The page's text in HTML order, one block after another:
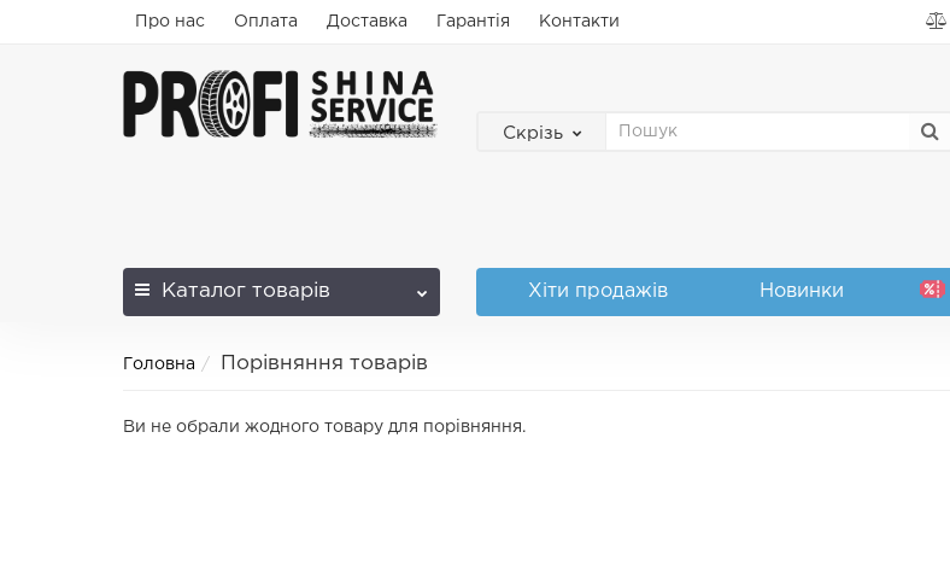
Про нас Оплата Доставка Гарантія Контакти
Скрізь
Каталог товарів Хіти продажів Новинки
Головна Порівняння товарів
Ви не обрали жодного товару для порівняння.